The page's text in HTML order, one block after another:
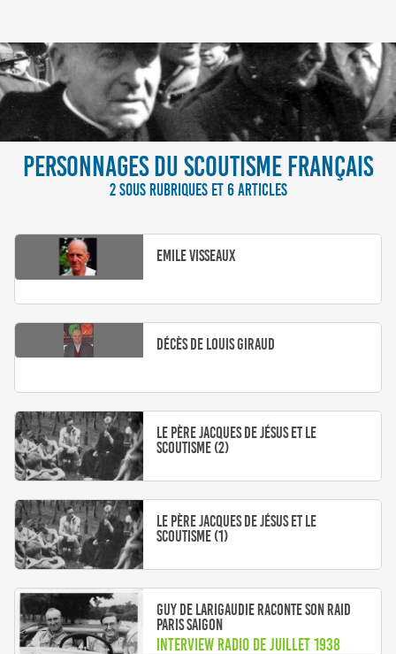
PERSONNAGES DU SCOUTISME FRANÇAIS
2 SOUS RUBRIQUES ET 6 ARTICLES
Emile Visseaux
Décès de Louis Giraud
Le Père Jacques de Jésus et le
scoutisme (2)
Le Père Jacques de Jésus et le
scoutisme (1)
Guy de Larigaudie raconte son raid
Paris Saigon
Interview radio de Juillet 1938